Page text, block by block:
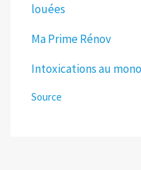
louées
Ma Prime Rénov
Intoxications au
Source